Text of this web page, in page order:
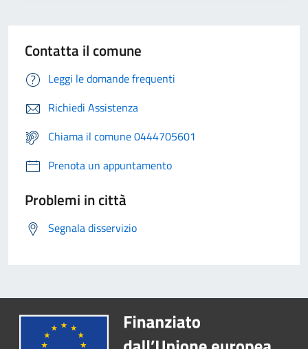
Contatta il comune
Leggi le domande frequenti
Richiedi Assistenza
Chiama il comune 0444705601
Prenota un appuntamento
Problemi in città
Segnala disservizio